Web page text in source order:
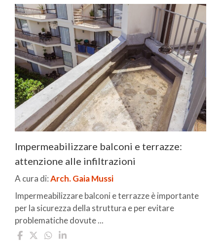
Impermeabilizzare balconi e terrazze:
attenzione alle infiltrazioni
A cura di:Arch. Gaia Mussi
Impermeabilizzare balconi e terrazze è importante
per la sicurezza della struttura e per evitare
problematiche dovute ...